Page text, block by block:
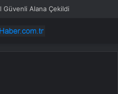
Güvenli Alana Çekildi